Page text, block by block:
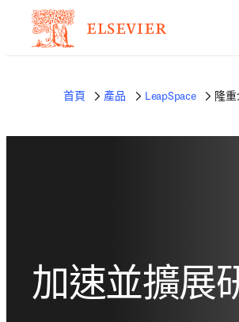
首頁 產品 LeapSpace 隆重
加速並擴展